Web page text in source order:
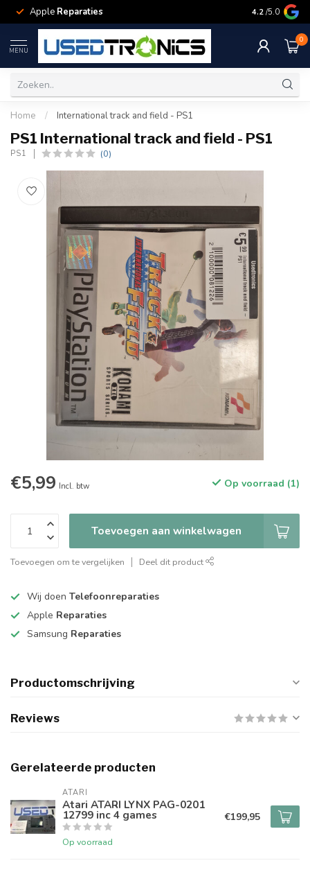
Apple Reparaties Samsung
4.2 /5.0
MENU
0
Home / International track and field - PS1
PS1 International track and field - PS1
PS1 (0)
€5,99 Incl. btw Op voorraad (1)
Toevoegen aan winkelwagen
Toevoegen om te vergelijken Deel dit product
Wij doen Telefoonreparaties
Apple Reparaties
Samsung Reparaties
Productomschrijving
Reviews
Gerelateerde producten
ATARI
Atari ATARI LYNX PAG-0201
12799 inc 4 games
Op voorraad
€199,95